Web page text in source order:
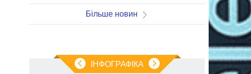
Більше новин
ІНФОГРАФІКА